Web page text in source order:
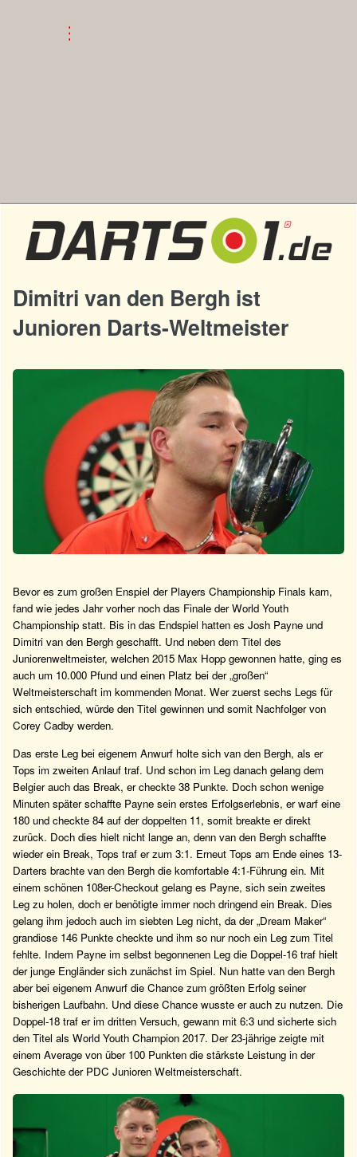
Dimitri van den Bergh ist
Junioren Darts-Weltmeister
Bevor es zum großen Enspiel der Players Championship Finals kam,
fand wie jedes Jahr vorher noch das Finale der World Youth
Championship statt. Bis in das Endspiel hatten es Josh Payne und
Dimitri van den Bergh geschafft. Und neben dem Titel des
Juniorenweltmeister, welchen 2015 Max Hopp gewonnen hatte, ging es
auch um 10.000 Pfund und einen Platz bei der „großen“
Weltmeisterschaft im kommenden Monat. Wer zuerst sechs Legs für
sich entschied, würde den Titel gewinnen und somit Nachfolger von
Corey Cadby werden.
Das erste Leg bei eigenem Anwurf holte sich van den Bergh, als er
Tops im zweiten Anlauf traf. Und schon im Leg danach gelang dem
Belgier auch das Break, er checkte 38 Punkte. Doch schon wenige
Minuten später schaffte Payne sein erstes Erfolgserlebnis, er warf eine
180 und checkte 84 auf der doppelten 11, somit breakte er direkt
zurück. Doch dies hielt nicht lange an, denn van den Bergh schaffte
wieder ein Break, Tops traf er zum 3:1. Erneut Tops am Ende eines 13-
Darters brachte van den Bergh die komfortable 4:1-Führung ein. Mit
einem schönen 108er-Checkout gelang es Payne, sich sein zweites
Leg zu holen, doch er benötigte immer noch dringend ein Break. Dies
gelang ihm jedoch auch im siebten Leg nicht, da der „Dream Maker“
grandiose 146 Punkte checkte und ihm so nur noch ein Leg zum Titel
fehlte. Indem Payne im selbst begonnenen Leg die Doppel-16 traf hielt
der junge Engländer sich zunächst im Spiel. Nun hatte van den Bergh
aber bei eigenem Anwurf die Chance zum größten Erfolg seiner
bisherigen Laufbahn. Und diese Chance wusste er auch zu nutzen. Die
Doppel-18 traf er im dritten Versuch, gewann mit 6:3 und sicherte sich
den Titel als World Youth Champion 2017. Der 23-jährige zeigte mit
einem Average von über 100 Punkten die stärkste Leistung in der
Geschichte der PDC Junioren Weltmeisterschaft.